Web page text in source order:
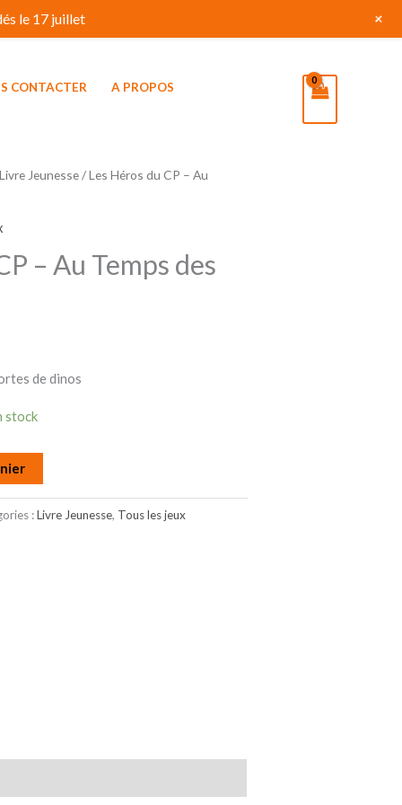
CONTACTER A PROPOS
Livre Jeunesse/ Les Héros du CP – Au
– Au Temps des
de dinos
stock
:Livre Jeunesse, Tous les jeux
le 17 juillet +